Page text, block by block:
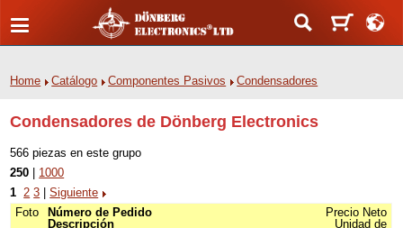
Home Catálogo Componentes Pasivos Condensadores
Condensadores de Dönberg Electronics
566 piezas en este grupo
250
1000
1 2 3 |Siguiente
Foto
Número de Pedido
Descripción
Precio Neto
Unidad de